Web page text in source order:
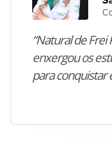
“Natural de Frei
enxergou os
para conquistar